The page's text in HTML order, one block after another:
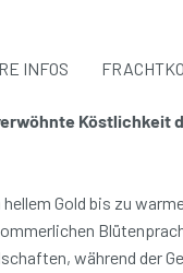
INFOS
Köstlichkeit
Gold bis zu
während der